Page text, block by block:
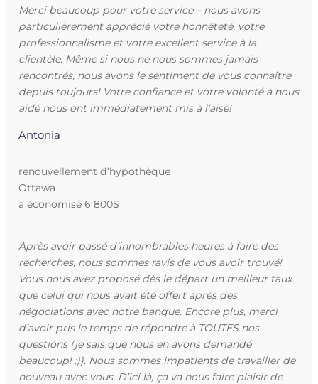
Merci beaucoup pour votre service – nous avons
particulièrement apprécié votre honnêteté, votre
professionnalisme et votre excellent service à la
clientèle. Même si nous ne nous sommes jamais
rencontrés, nous avons le sentiment de vous connaitre
depuis toujours! Votre confiance et votre volonté à nous
aidé nous ont immédiatement mis à l’aise!
Antonia
renouvellement d’hypothèque
Ottawa
a économisé 6 800$
Après avoir passé d’innombrables heures à faire des
recherches, nous sommes ravis de vous avoir trouvé!
Vous nous avez proposé dès le départ un meilleur taux
que celui qui nous avait été offert après des
négociations avec notre banque. Encore plus, merci
d’avoir pris le temps de répondre à TOUTES nos
questions (je sais que nous en avons demandé
beaucoup! :)). Nous sommes impatients de travailler de
nouveau avec vous. D’ici là, ça va nous faire plaisir de